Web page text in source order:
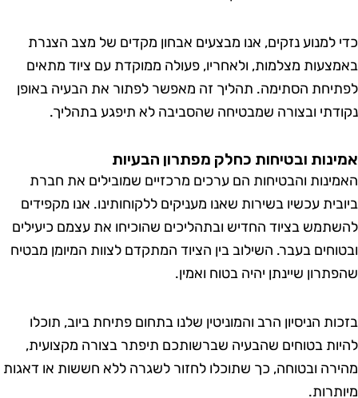
למנוע נזקים, אנו מבצעים אבחון מקדים של מצב הצנרת
מצלמות, ולאחריו, פעולה ממוקדת עם ציוד מתאים
הסתימה. תהליך זה מאפשר לפתור את הבעיה באופן
ובצורה שמבטיחה שהסביבה לא תיפגע בתהליך.
ובטיחות כחלק מפתרון הבעיות
והבטיחות הם ערכים מרכזיים שמובילים את חברת
עכשיו בשירות שאנו מעניקים ללקוחותינו. אנו מקפידים
בציוד החדיש ובתהליכים שהוכיחו את עצמם כיעילים
בעבר. השילוב בין הציוד המתקדם לצוות המיומן מבטיח
שיינתן יהיה בטוח ואמין.
הניסיון הרב והמוניטין שלנו בתחום פתיחת ביוב, תוכלו
בטוחים שהבעיה שברשותכם תיפתר בצורה מקצועית,
ובטוחה, כך שתוכלו לחזור לשגרה ללא חששות או דאגות